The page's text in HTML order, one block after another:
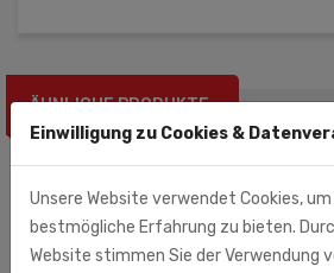
ÄHNLICHE PRODUKTE
Einwilligung zu Cookies &
Unsere Website verwendet Cookies, um
bestmögliche Erfahrung zu bieten.
Website stimmen Sie der Verwendung